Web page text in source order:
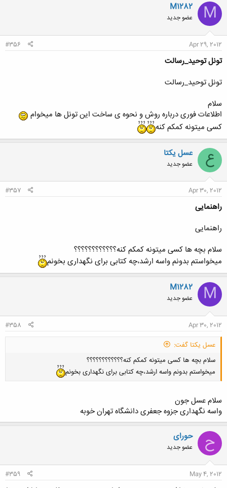
M
M1282
عضو جدید
Apr 29, 2012
#356
تونل توحید_رسالت
تونل توحید_رسالت
سلام
اطلاعات فوری درباره روش و نحوه ی ساخت این تونل ها میخوام
کسی میتونه کمکم کنه
ع عسل یکتا
عضو جدید
Apr 30, 2012
#357
راهنمایی
راهنمایی
سلام بچه ها کسی میتونه کمکم کنه؟؟؟؟؟؟؟؟؟؟؟؟
میخواستم بدونم واسه ارشد،چه کتابی برای نگهداری بخونم
M
M1282
عضو جدید
Apr 30, 2012
#358
عسل یکتا گفت:
سلام بچه ها کسی میتونه کمکم کنه؟؟؟؟؟؟؟؟؟؟؟؟
میخواستم بدونم واسه ارشد،چه کتابی برای نگهداری بخونم
سلام عسل جون
واسه نگهداری جزوه جعفری دانشگاه تهران خوبه
ح حورای
عضو جدید
May 4, 2012
#359